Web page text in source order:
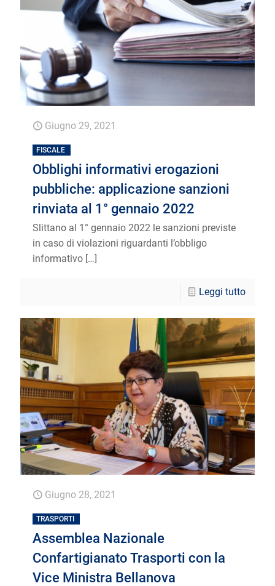
Giugno 29, 2021
FISCALE
Obblighi informativi erogazioni
pubbliche: applicazione sanzioni
rinviata al 1° gennaio 2022
Slittano al 1° gennaio 2022 le sanzioni previste
in caso di violazioni riguardanti l’obbligo
informativo […]
Leggi tutto
Giugno 28, 2021
TRASPORTI
Assemblea Nazionale
Confartigianato Trasporti con la
Vice Ministra Bellanova